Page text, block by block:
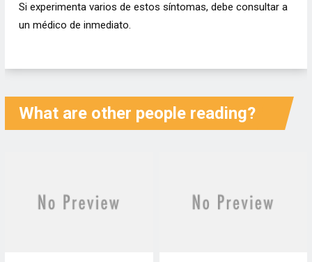
Si experimenta varios de estos síntomas, debe consultar a
un médico de inmediato.
What are other people reading?